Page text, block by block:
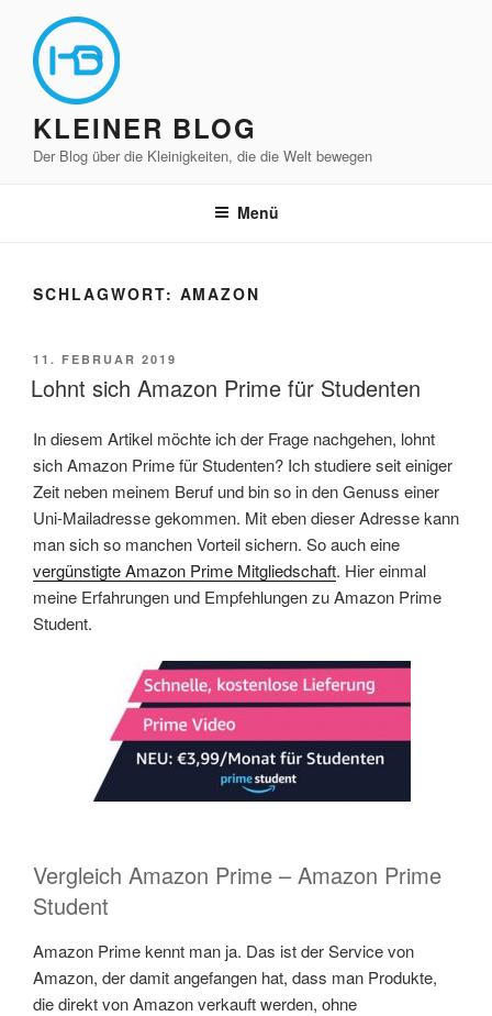
Inhalt
springen
KLEINER BLOG
Der Blog über die Kleinigkeiten, die die Welt bewegen
Menü
SCHLAGWORT: AMAZON
VERÖFFENTLICHT
AM
11. FEBRUAR 2019
Lohnt sich Amazon Prime für Studenten
In diesem Artikel möchte ich der Frage nachgehen, lohnt
sich Amazon Prime für Studenten? Ich studiere seit einiger
Zeit neben meinem Beruf und bin so in den Genuss einer
Uni-Mailadresse gekommen. Mit eben dieser Adresse kann
man sich so manchen Vorteil sichern. So auch eine
vergünstigte Amazon Prime Mitgliedschaft. Hier einmal
meine Erfahrungen und Empfehlungen zu Amazon Prime
Student.
Vergleich Amazon Prime – Amazon Prime
Student
Amazon Prime kennt man ja. Das ist der Service von
Amazon, der damit angefangen hat, dass man Produkte,
die direkt von Amazon verkauft werden, ohne